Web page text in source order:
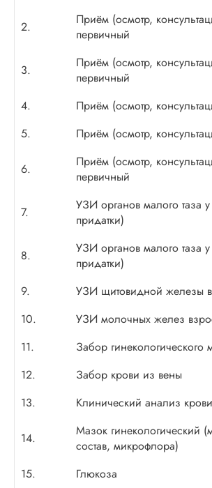
2.
Приём (осмотр,
первичный
3.
Приём (осмотр,
первичный
4.
Приём (осмотр,
5.
Приём (осмотр,
6.
Приём (осмотр,
первичный
7.
УЗИ органов малого таза
придатки)
8.
УЗИ органов малого таза
придатки)
9.
УЗИ щитовидной железы
10.
УЗИ молочных желез
11.
Забор гинекологического
12.
Забор крови из вены
13.
Клинический анализ крови
14.
Мазок гинекологический
состав, микрофлора)
15.
Глюкоза